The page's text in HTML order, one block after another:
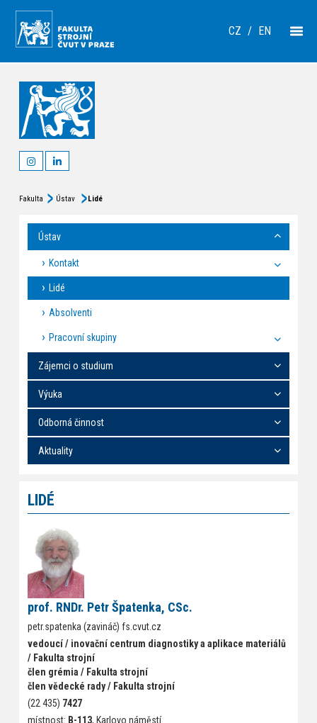
CZ / EN
Fakulta Ústav Lidé
Ústav
Kontakt
Lidé
Absolventi
Pracovní skupiny
Zájemci o studium
Výuka
Odborná činnost
Aktuality
LIDÉ
prof. RNDr. Petr Špatenka, CSc.
petr.spatenka (zavináč) fs.cvut.cz
vedoucí / inovační centrum diagnostiky a aplikace materiálů
/ Fakulta strojní
člen grémia / Fakulta strojní
člen vědecké rady / Fakulta strojní
(22 435) 7427
místnost: B-113, Karlovo náměstí